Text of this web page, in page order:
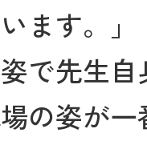
ます。」
姿で先生
の姿が